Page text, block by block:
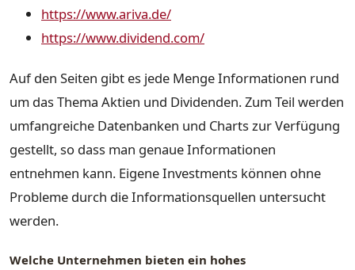
https://www.ariva.de/
https://www.dividend.com/
Auf den Seiten gibt es jede Menge Informationen rund
um das Thema Aktien und Dividenden. Zum Teil werden
umfangreiche Datenbanken und Charts zur Verfügung
gestellt, so dass man genaue Informationen
entnehmen kann. Eigene Investments können ohne
Probleme durch die Informationsquellen untersucht
werden.
Welche Unternehmen bieten ein hohes